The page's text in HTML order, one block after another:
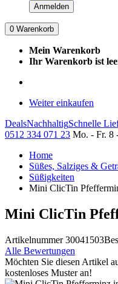
Anmelden
0 Warenkorb
Mein Warenkorb
Ihr Warenkorb ist
Weiter einkaufen
DealsNachhaltigSchnelle
0512 334 071 23 Mo. - Fr. 8
Home
Süßes, Salziges &
Süßigkeiten
Mini ClicTin
Mini ClicTin
Artikelnummer 30041503
Alle Bewertungen
Möchten Sie diesen Artikel
kostenloses Muster an!